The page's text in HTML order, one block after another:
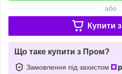
або
Купити з
Що таке купити з Пром?
Замовлення під захистом